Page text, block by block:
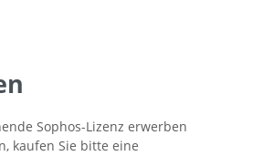
Sophos-Lizenz erwerben
kaufen Sie bitte eine